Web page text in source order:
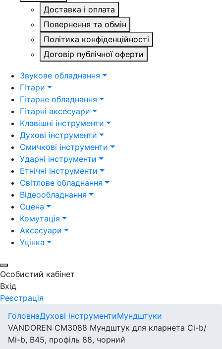
Доставка і оплата
Повернення та обмін
Політика конфіденційності
Договір публічної оферти
Звукове обладнання
Гітари
Гітарне обладнання
Гітарні аксесуари
Клавішні інструменти
Духові інструменти
Смичкові інструменти
Ударні інструменти
Етнічні інструменти
Світлове обладнання
Відеообладнання
Сцена
Комутація
Аксесуари
Уцінка
Особистий кабінет
Вхід
Реєстрація
ГоловнаДухові інструментиМундштуки
VANDOREN CM3088 Мундштук для кларнета Сі-b/
Мі-b, B45, профіль 88, чорний